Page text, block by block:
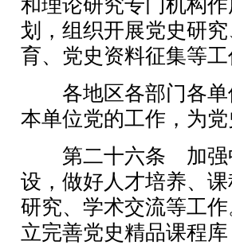
和理论研究专门机构
划，组织开展党史研
育、党史资料征集等工
各地区各部门各单
本单位党的工作，为
第二十六条 加强中
设，做好人才培养、
研究、学术交流等工
立完善党史精品课程